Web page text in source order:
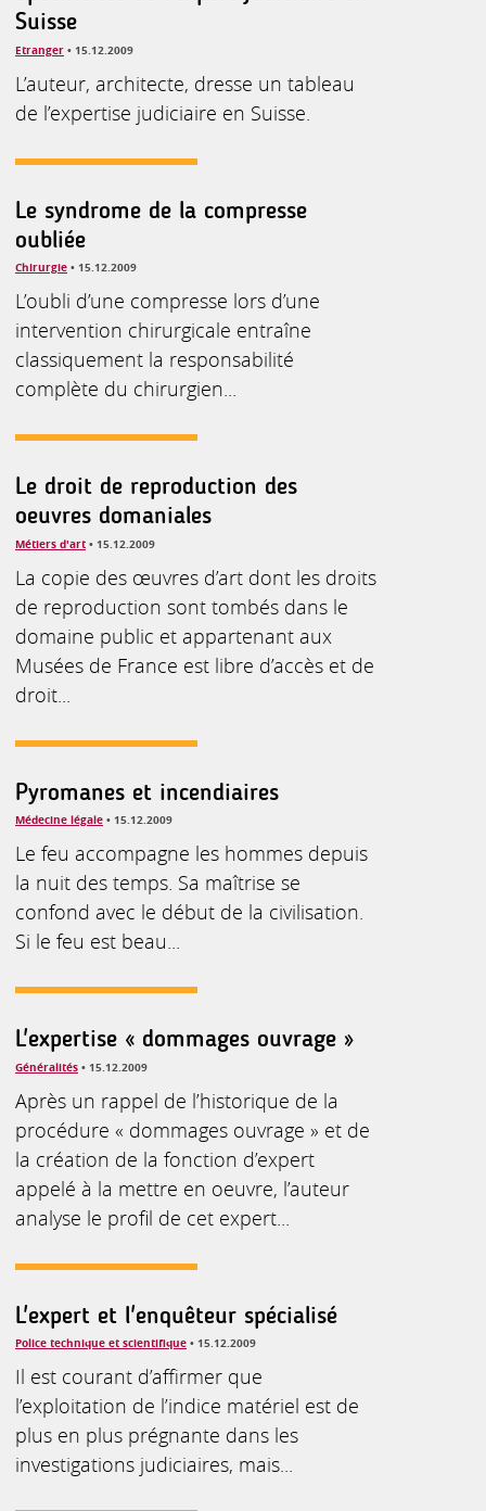
Suisse
Etranger • 15.12.2009
L’auteur, architecte, dresse un tableau
de l’expertise judiciaire en Suisse.
Le syndrome de la compresse
oubliée
Chirurgie • 15.12.2009
L’oubli d’une compresse lors d’une
intervention chirurgicale entraîne
classiquement la responsabilité
complète du chirurgien...
Le droit de reproduction des
oeuvres domaniales
Métiers d'art • 15.12.2009
La copie des œuvres d’art dont les droits
de reproduction sont tombés dans le
domaine public et appartenant aux
Musées de France est libre d’accès et de
droit...
Pyromanes et incendiaires
Médecine légale • 15.12.2009
Le feu accompagne les hommes depuis
la nuit des temps. Sa maîtrise se
confond avec le début de la civilisation.
Si le feu est beau...
L'expertise « dommages ouvrage »
Généralités • 15.12.2009
Après un rappel de l’historique de la
procédure « dommages ouvrage » et de
la création de la fonction d’expert
appelé à la mettre en oeuvre, l’auteur
analyse le profil de cet expert...
L'expert et l'enquêteur spécialisé
Police technique et scientifique • 15.12.2009
Il est courant d’affirmer que
l’exploitation de l’indice matériel est de
plus en plus prégnante dans les
investigations judiciaires, mais...